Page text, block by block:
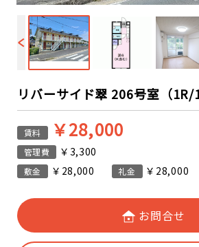
リバーサイド翠 206号室（1R/
賃料 ￥28,000
管理費 ￥3,300
敷金 ￥28,000 礼金 ￥28,000
お問合せ